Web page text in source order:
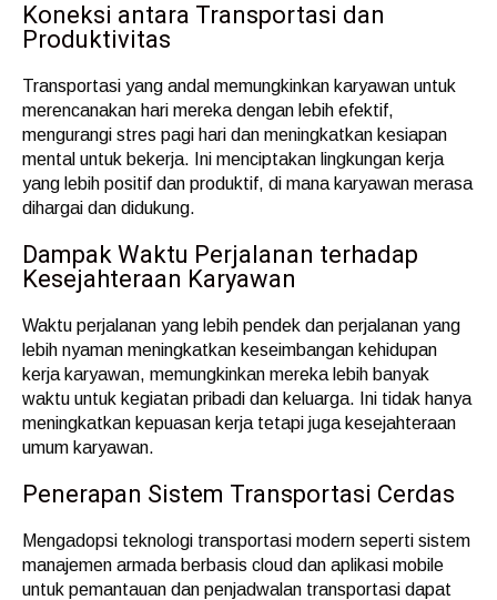
Koneksi antara Transportasi dan
Produktivitas
Transportasi yang andal memungkinkan karyawan untuk
merencanakan hari mereka dengan lebih efektif,
mengurangi stres pagi hari dan meningkatkan kesiapan
mental untuk bekerja. Ini menciptakan lingkungan kerja
yang lebih positif dan produktif, di mana karyawan merasa
dihargai dan didukung.
Dampak Waktu Perjalanan terhadap
Kesejahteraan Karyawan
Waktu perjalanan yang lebih pendek dan perjalanan yang
lebih nyaman meningkatkan keseimbangan kehidupan
kerja karyawan, memungkinkan mereka lebih banyak
waktu untuk kegiatan pribadi dan keluarga. Ini tidak hanya
meningkatkan kepuasan kerja tetapi juga kesejahteraan
umum karyawan.
Penerapan Sistem Transportasi Cerdas
Mengadopsi teknologi transportasi modern seperti sistem
manajemen armada berbasis cloud dan aplikasi mobile
untuk pemantauan dan penjadwalan transportasi dapat